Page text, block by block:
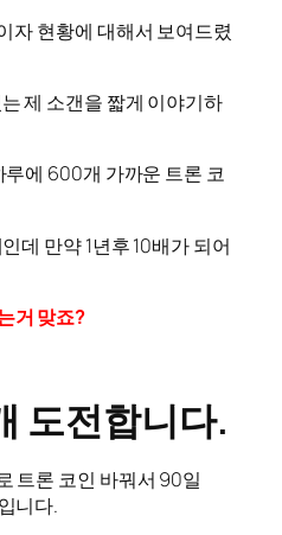
자 현황에 대해서 보여드렸
제 소갠을 짧게 이야기하
에 600개 가까운 트론 코
데 만약 1년후 10배가 되어
거 맞죠?
도전합니다.
트론 코인 바꿔서 90일
니다.